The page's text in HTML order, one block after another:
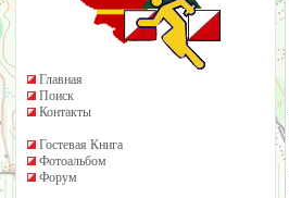
Главная
Поиск
Контакты
Гостевая Книга
Фотоальбом
Форум